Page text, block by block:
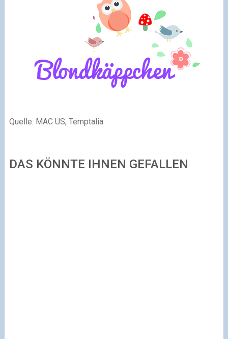
Quelle: MAC US, Temptalia
DAS KÖNNTE IHNEN GEFALLEN